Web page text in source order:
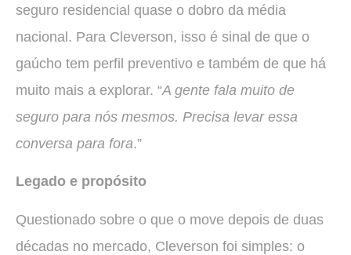
seguro residencial quase o dobro da média
nacional. Para Cleverson, isso é sinal de que o
gaúcho tem perfil preventivo e também de que há
muito mais a explorar. “A gente fala muito de
seguro para nós mesmos. Precisa levar essa
conversa para fora.”
Legado e propósito
Questionado sobre o que o move depois de duas
décadas no mercado, Cleverson foi simples: o